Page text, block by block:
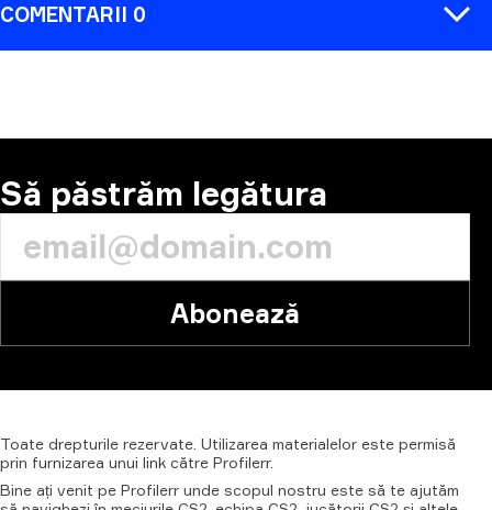
COMENTARII 0
Să păstrăm legătura
Abonează
Toate drepturile rezervate. Utilizarea materialelor este permisă
prin furnizarea unui link către Profilerr.
Bine ați venit pe Profilerr unde scopul nostru este să te ajutăm